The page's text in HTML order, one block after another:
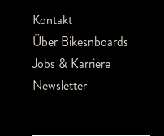
Kontakt
Über Bikesnboards
Jobs & Karriere
Newsletter